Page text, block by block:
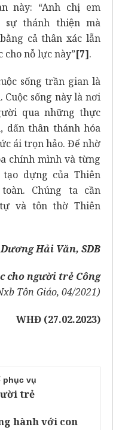
này: “Anh chị em
thánh thiện mà
cả thân xác lẫn
cho nỗ lực này”[7].
sống trần gian là
sống này là nơi
qua những thực
dấn thân thánh hóa
ái trọn hảo. Để nhờ
chính mình và từng
dựng của Thiên
Chúng ta cần
và tôn thờ Thiên
Hải Văn, SDB
cho người trẻ Công
Tôn Giáo, 04/2021)
WHĐ (27.02.2023)
phục vụ
trẻ
hành với con